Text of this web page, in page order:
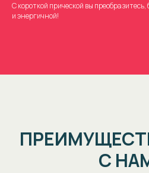
С короткой прической вы
и энергичной!
С